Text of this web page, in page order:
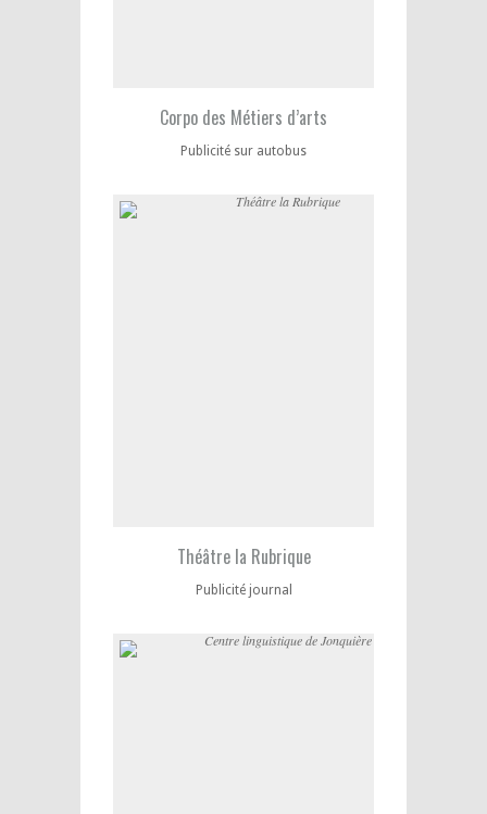
Corpo des Métiers d’arts
Publicité sur autobus
Théâtre la Rubrique
Publicité journal